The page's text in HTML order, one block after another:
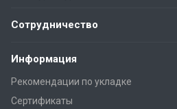
Сотрудничество
Информация
Рекомендации по укладке
Сертификаты